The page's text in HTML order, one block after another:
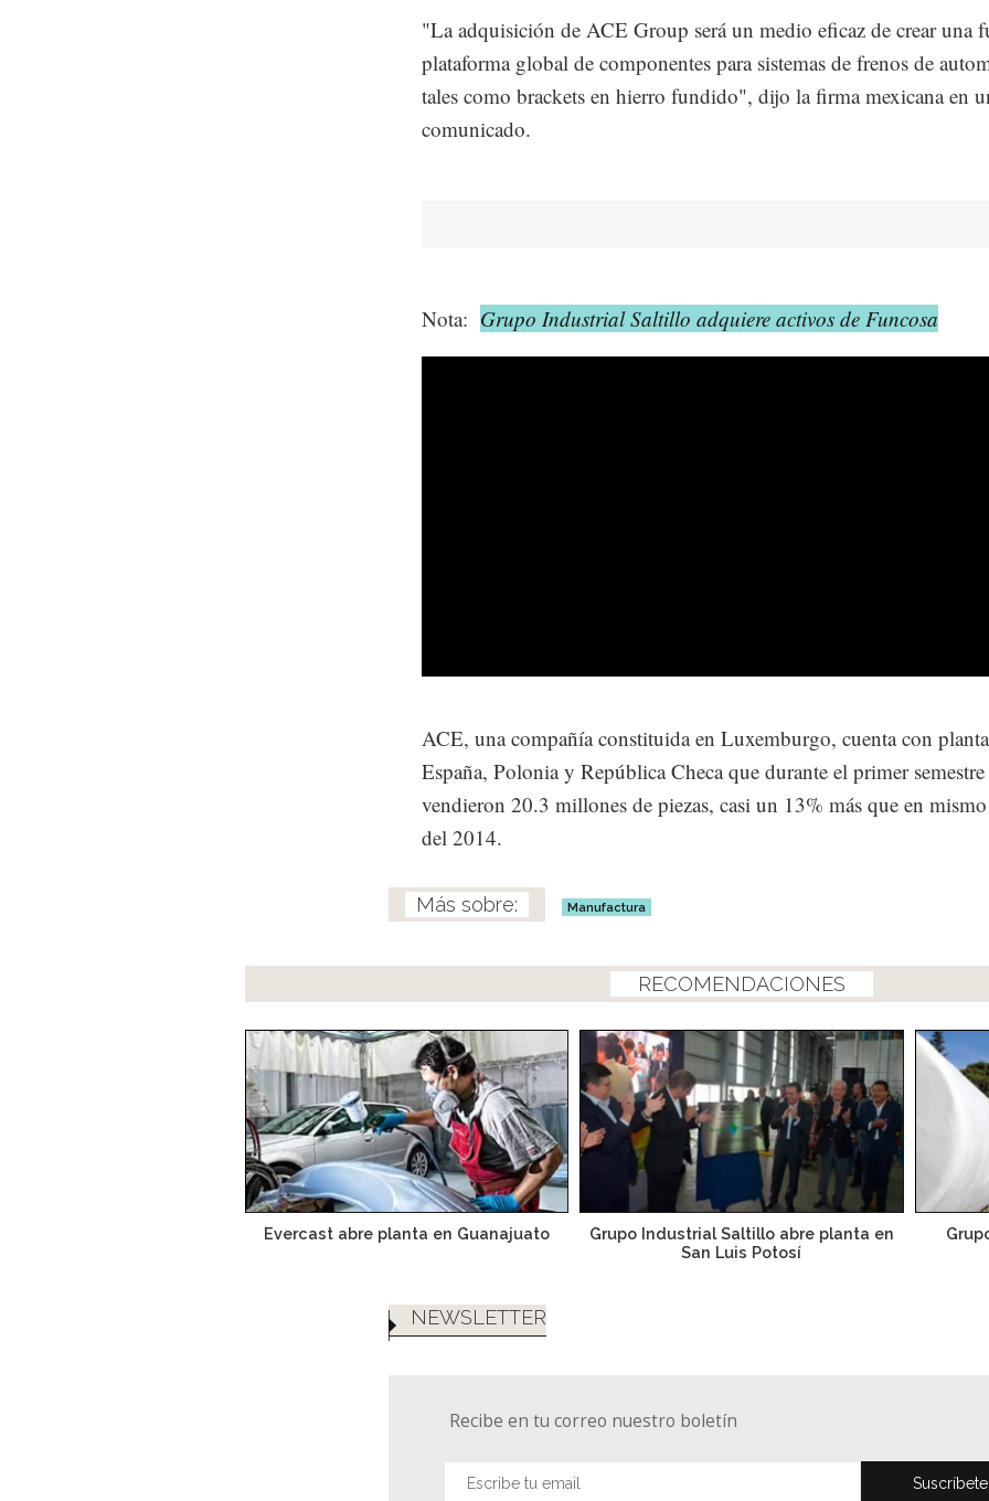
"La adquisición de ACE Group será un medio eficaz de crear una
plataforma global de componentes para sistemas de frenos de
tales como brackets en hierro fundido", dijo la firma mexicana en
comunicado.
Nota: Grupo Industrial Saltillo adquiere activos de Funcosa
ACE, una compañía constituida en Luxemburgo, cuenta con
España, Polonia y República Checa que durante el primer
vendieron 20.3 millones de piezas, casi un 13% más que en
del 2014.
Manufactura
RECOMENDACIONES
Evercast abre planta en Guanajuato
Grupo Industrial Saltillo abre planta en
San Luis Potosí
NEWSLETTER
Recibe en tu correo nuestro boletín